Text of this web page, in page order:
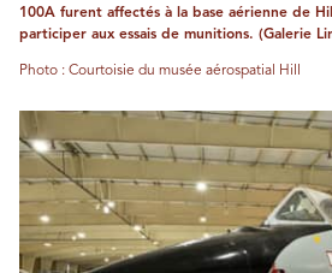
100A furent affectés à la base aérienne de
participer aux essais de munitions. (Galerie
Photo : Courtoisie du musée aérospatial Hill